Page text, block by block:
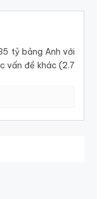
tỷ bảng Anh với
vấn đề khác (2.7